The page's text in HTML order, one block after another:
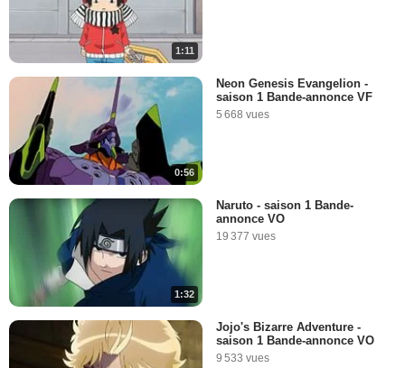
1:11
0:56
Neon Genesis Evangelion -
saison 1 Bande-annonce VF
5 668 vues
1:32
Naruto - saison 1 Bande-
annonce VO
19 377 vues
Jojo's Bizarre Adventure -
saison 1 Bande-annonce VO
9 533 vues